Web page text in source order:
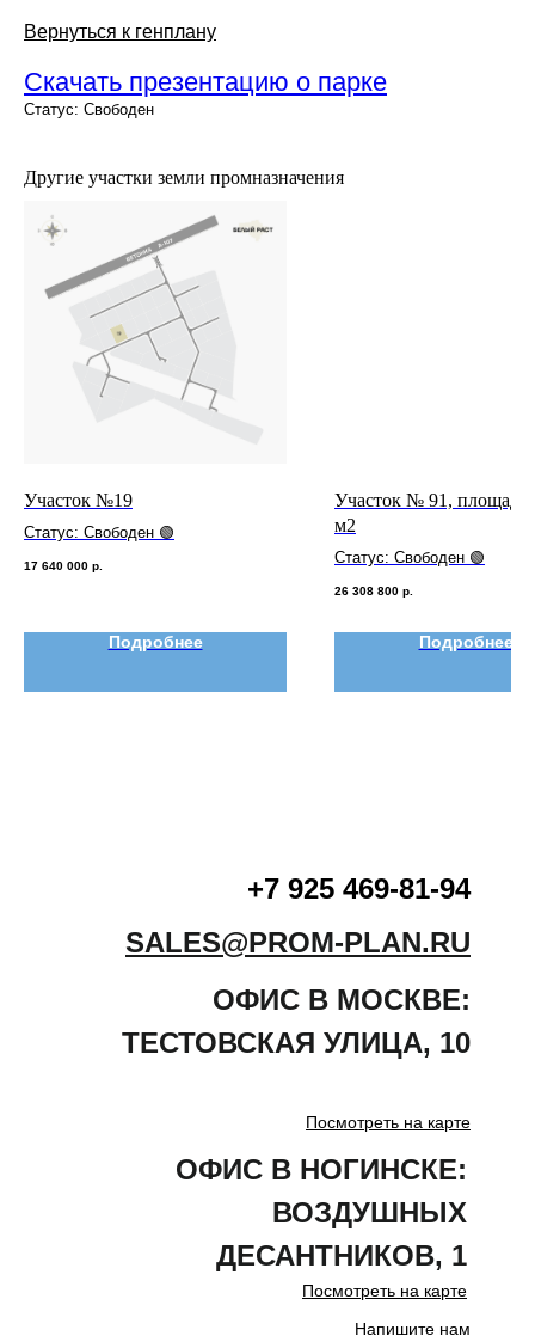
Вернуться к генплану
Скачать презентацию о парке
Статус: Свободен
Другие участки земли промназначения
Участок №19
Статус: Свободен 🟢
17 640 000 р.
Подробнее
Участок № 91, площадь
м2
Статус: Свободен 🟢
26 308 800 р.
Подробнее
+7 925 469-81-94
SALES@PROM-PLAN.RU
ОФИС В МОСКВЕ:
ТЕСТОВСКАЯ УЛИЦА, 10
Напишите нам
ОФИС В НОГИНСКЕ:
ВОЗДУШНЫХ
ДЕСАНТНИКОВ, 1
Посмотреть на карте
Посмотреть на карте